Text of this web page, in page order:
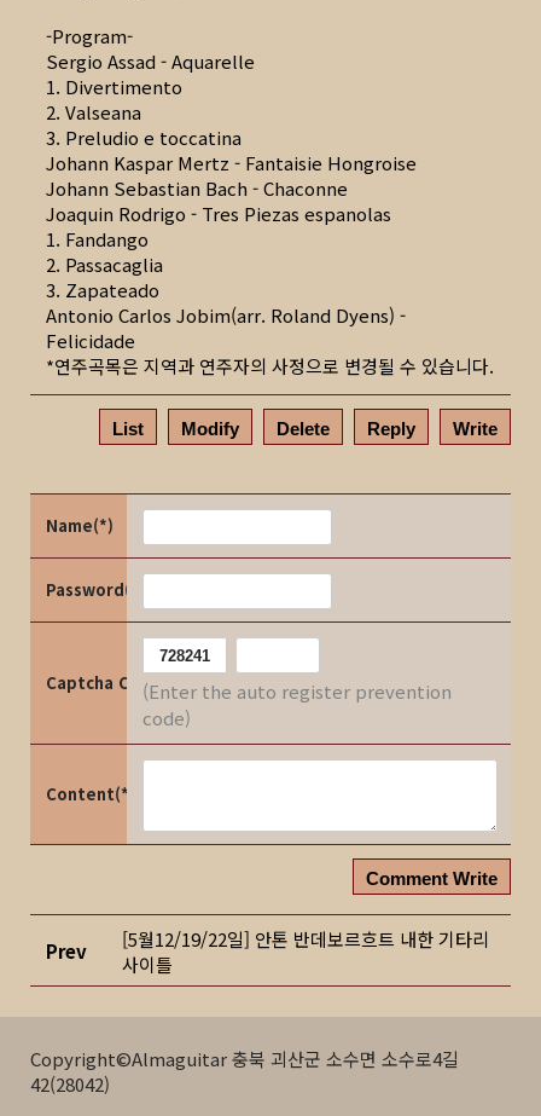
-Program-
Sergio Assad - Aquarelle
1. Divertimento
2. Valseana
3. Preludio e toccatina
Johann Kaspar Mertz - Fantaisie Hongroise
Johann Sebastian Bach - Chaconne
Joaquin Rodrigo - Tres Piezas espanolas
1. Fandango
2. Passacaglia
3. Zapateado
Antonio Carlos Jobim(arr. Roland Dyens) -
Felicidade
*연주곡목은 지역과 연주자의 사정으로 변경될 수 있습니다.
List Modify Delete Reply Write
Name(*)
Password(*)
Captcha Code(Enter the auto register prevention
code)
Content(*)
Comment Write
Prev
[5월12/19/22일] 안톤 반데보르흐트 내한 기타리
사이틀
Copyright©Almaguitar 충북 괴산군 소수면 소수로4길
42(28042)